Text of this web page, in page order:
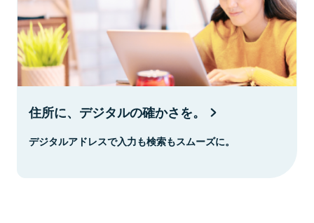
住所に、デジタルの確かさを。
デジタルアドレスで入力も検索もスムーズに。